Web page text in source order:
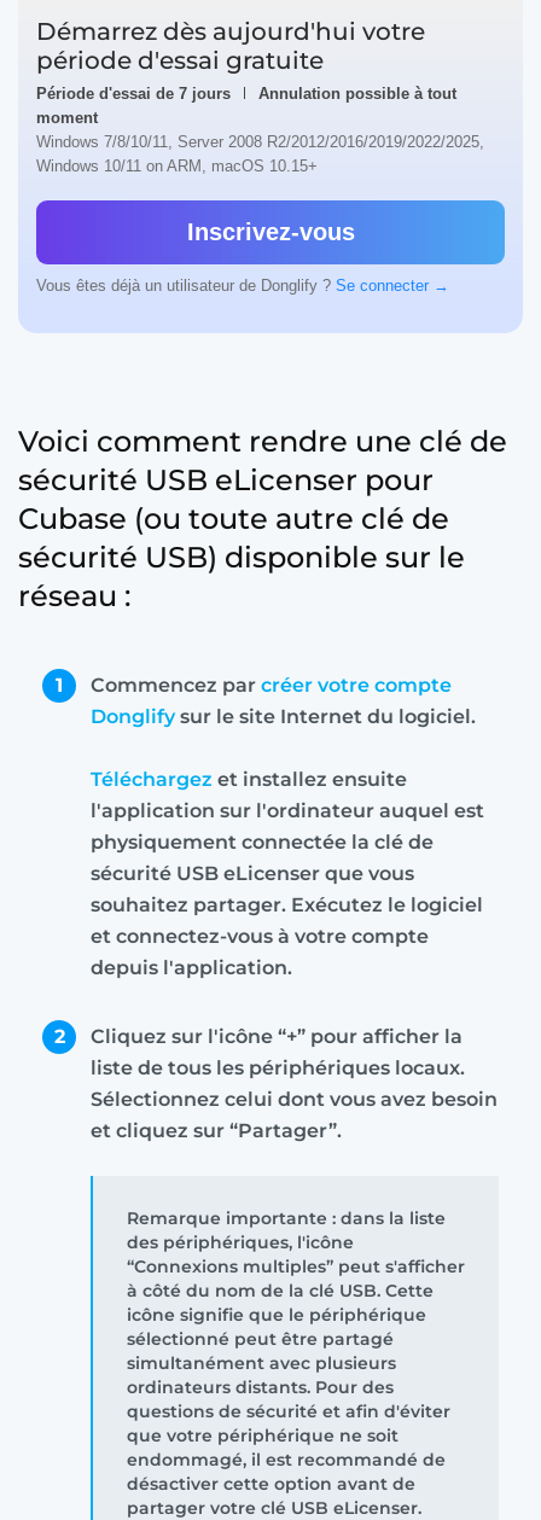
Démarrez dès aujourd'hui votre
période d'essai gratuite
Période d'essai de 7 jours
Annulation possible à tout
moment
Windows 7/8/10/11, Server 2008 R2/2012/2016/2019/2022/2025,
Windows 10/11 on ARM, macOS 10.15+
Vous êtes déjà un utilisateur de Donglify ? Se connecter →
Inscrivez-vous
Voici comment rendre une clé de
sécurité USB eLicenser pour
Cubase (ou toute autre clé de
sécurité USB) disponible sur le
réseau :
1 Commencez par créer votre compte
Donglifysur le site Internet du logiciel.
Téléchargez et installez ensuite
l'application sur l'ordinateur auquel est
physiquement connectée la clé de
sécurité USB eLicenser que vous
souhaitez partager. Exécutez le logiciel
et connectez-vous à votre compte
depuis l'application.
2
Cliquez sur l'icône “+” pour afficher la
liste de tous les périphériques locaux.
Sélectionnez celui dont vous avez besoin
et cliquez sur “Partager”.
Remarque importante : dans la liste
des périphériques, l'icône
“Connexions multiples” peut s'afficher
à côté du nom de la clé USB. Cette
icône signifie que le périphérique
sélectionné peut être partagé
simultanément avec plusieurs
ordinateurs distants. Pour des
questions de sécurité et afin d'éviter
que votre périphérique ne soit
endommagé, il est recommandé de
désactiver cette option avant de
partager votre clé USB eLicenser.